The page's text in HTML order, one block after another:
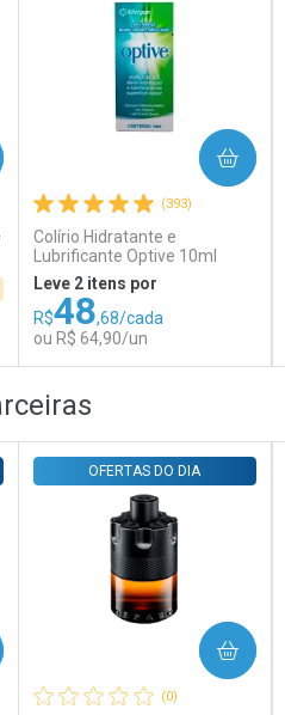
FECHAR
FECHAR
(393)
Colírio Hidratante e
Lubrificante Optive 10ml
Leve 2 itens por
R$48,68/cada
ou R$ 64,90/un
COMPRAR
(0)
OFERTAS DO DIA
COMPRAR